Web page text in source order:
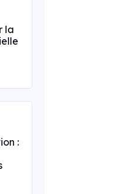
la
: